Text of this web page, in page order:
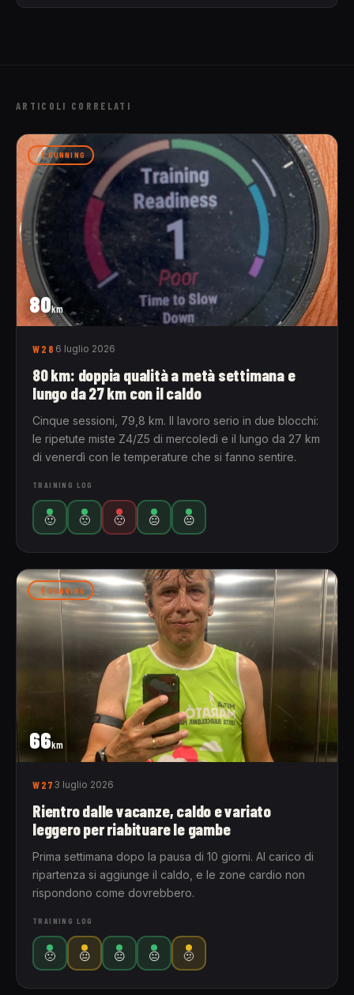
ARTICOLI CORRELATI
80km
RUNNING
W28 6 luglio 2026
80 km: doppia qualità a metà settimana e
lungo da 27 km con il caldo
Cinque sessioni, 79,8 km. Il lavoro serio in due blocchi:
le ripetute miste Z4/Z5 di mercoledì e il lungo da 27 km
di venerdì con le temperature che si fanno sentire.
TRAINING LOG
🙂 🙁 🙁 😐 😐
66km
RUNNING
W27 3 luglio 2026
Rientro dalle vacanze, caldo e variato
leggero per riabituare le gambe
Prima settimana dopo la pausa di 10 giorni. Al carico di
ripartenza si aggiunge il caldo, e le zone cardio non
rispondono come dovrebbero.
TRAINING LOG
🙁 😐 😐 😐 🫤